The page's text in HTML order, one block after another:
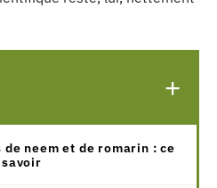
neem et de romarin : ce